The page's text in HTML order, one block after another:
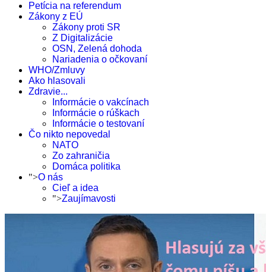
Petícia na referendum
Zákony z EÚ
Zákony proti SR
Z Digitalizácie
OSN, Zelená dohoda
Nariadenia o očkovaní
WHO/Zmluvy
Ako hlasovali
Zdravie...
Informácie o vakcínach
Informácie o rúškach
Informácie o testovaní
Čo nikto nepovedal
NATO
Zo zahraničia
Domáca politika
">O nás
Cieľ a idea
">Zaujímavosti